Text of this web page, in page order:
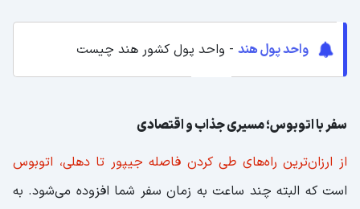
واحد پول هند - واحد پول کشور هند چیست
سفر با اتوبوس؛ مسیری جذاب و اقتصادی
از ارزان‌ترین راه‌های طی کردن فاصله جیپور تا دهلی، اتوبوس
است که البته چند ساعت به زمان سفر شما افزوده می‌شود. به